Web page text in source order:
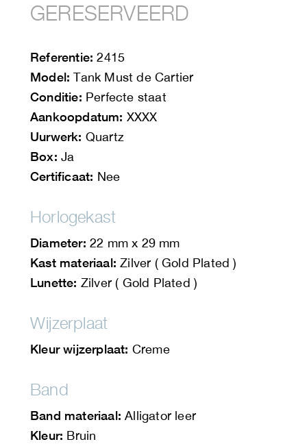
GERESERVEERD
Referentie: 2415
Model: Tank Must de Cartier
Conditie: Perfecte staat
Aankoopdatum: XXXX
Uurwerk: Quartz
Box: Ja
Certificaat: Nee
Horlogekast
Diameter: 22 mm x 29 mm
Kast materiaal: Zilver ( Gold Plated )
Lunette: Zilver ( Gold Plated )
Wijzerplaat
Kleur wijzerplaat: Creme
Band
Band materiaal: Alligator leer
Kleur: Bruin